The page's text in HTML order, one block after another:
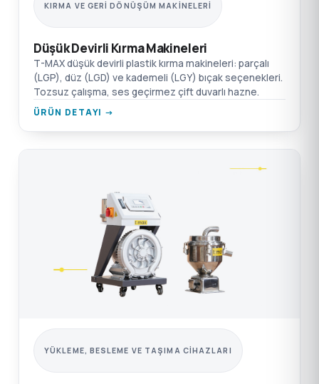
KIRMA VE GERI DÖNÜŞÜM MAKINELERI
Düşük Devirli Kırma Makineleri
T-MAX düşük devirli plastik kırma makineleri: parçalı
(LGP), düz (LGD) ve kademeli (LGY) bıçak seçenekleri.
Tozsuz çalışma, ses geçirmez çift duvarlı hazne.
ÜRÜN DETAYI →
YÜKLEME, BESLEME VE TAŞIMA CIHAZLARI